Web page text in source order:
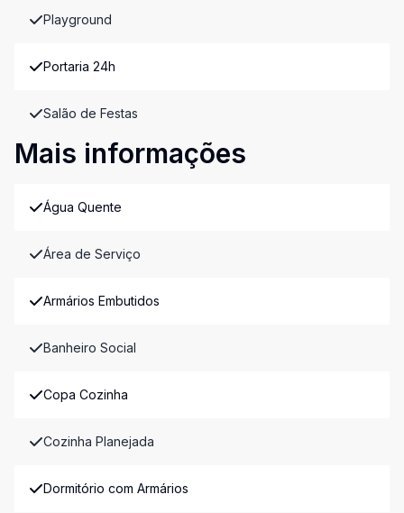
Playground
Portaria 24h
Salão de Festas
Mais informações
Água Quente
Área de Serviço
Armários Embutidos
Banheiro Social
Copa Cozinha
Cozinha Planejada
Dormitório com Armários